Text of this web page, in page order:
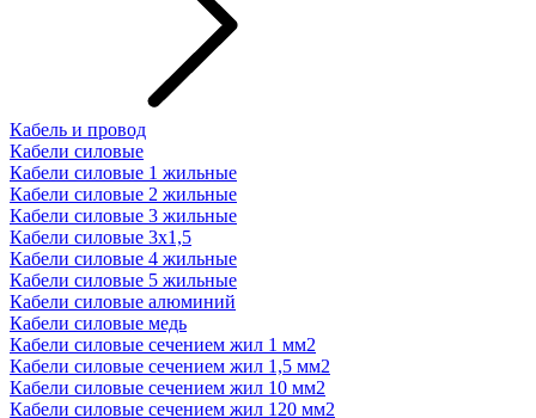
Кабель и провод
Кабели силовые
Кабели силовые 1 жильные
Кабели силовые 2 жильные
Кабели силовые 3 жильные
Кабели силовые 3х1,5
Кабели силовые 4 жильные
Кабели силовые 5 жильные
Кабели силовые алюминий
Кабели силовые медь
Кабели силовые сечением жил 1 мм2
Кабели силовые сечением жил 1,5 мм2
Кабели силовые сечением жил 10 мм2
Кабели силовые сечением жил 120 мм2